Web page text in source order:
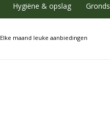
Hygiëne & opslag
Elke maand leuke aanbiedingen